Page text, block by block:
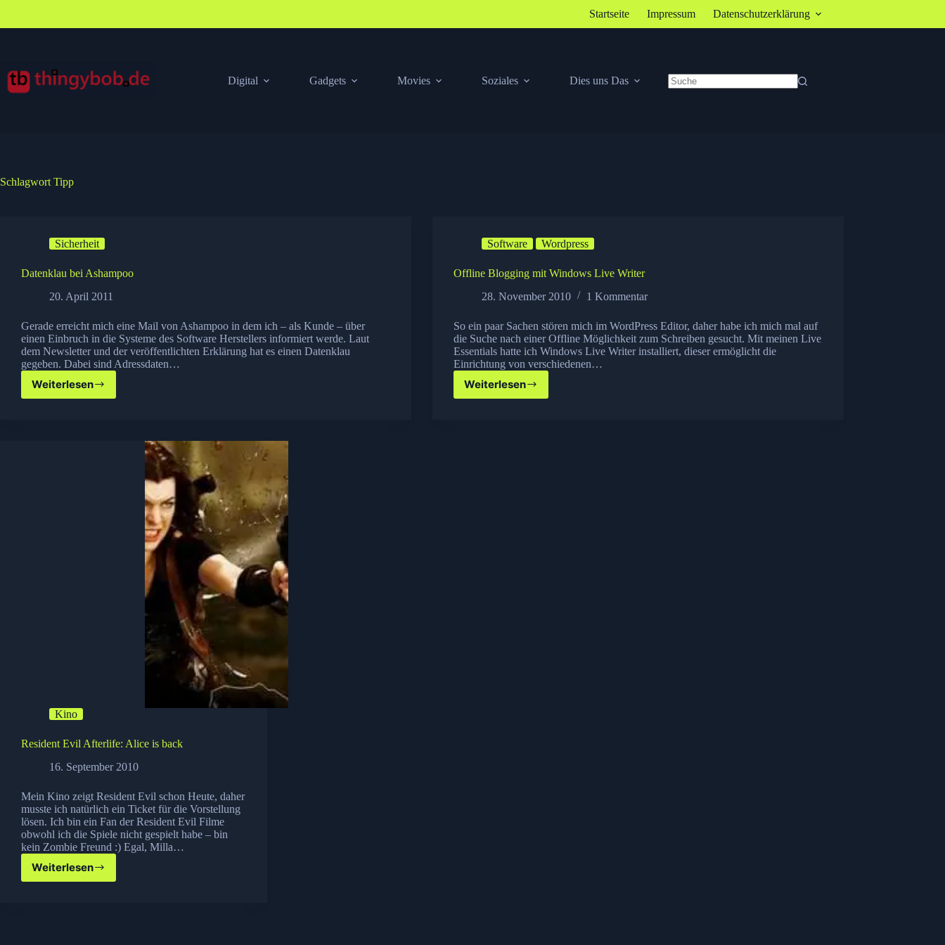
springen
Startseite Impressum Datenschutzerklärung
Digital Gadgets Movies Soziales
Dies uns Das
Schlagwort Tipp
Sicherheit
Datenklau bei Ashampoo
20. April 2011
Gerade erreicht mich eine Mail von Ashampoo in dem ich – als Kunde – über
einen Einbruch in die Systeme des Software Herstellers informiert werde. Laut
dem Newsletter und der veröffentlichten Erklärung hat es einen Datenklau
gegeben. Dabei sind Adressdaten…
Weiterlesen
Datenklau
Software Wordpress
Offline Blogging mit Windows Live Writer
28. November 2010
1 Kommentar
So ein paar Sachen stören mich im WordPress Editor, daher habe ich mich mal auf
die Suche nach einer Offline Möglichkeit zum Schreiben gesucht. Mit meinen Live
Essentials hatte ich Windows Live Writer installiert, dieser ermöglicht die
Einrichtung von verschiedenen…
Weiterlesen
Offline
Kino
Resident Evil Afterlife: Alice is back
16. September 2010
Mein Kino zeigt Resident Evil schon Heute, daher
musste ich natürlich ein Ticket für die Vorstellung
lösen. Ich bin ein Fan der Resident Evil Filme
obwohl ich die Spiele nicht gespielt habe – bin
kein Zombie Freund :) Egal, Milla…
Weiterlesen
Resident
Evil